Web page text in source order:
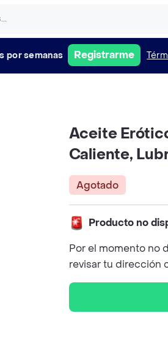
por semanas Registrarme
Aceite
Caliente,
Agotado
Producto no
Por el momento no
revisar tu dirección